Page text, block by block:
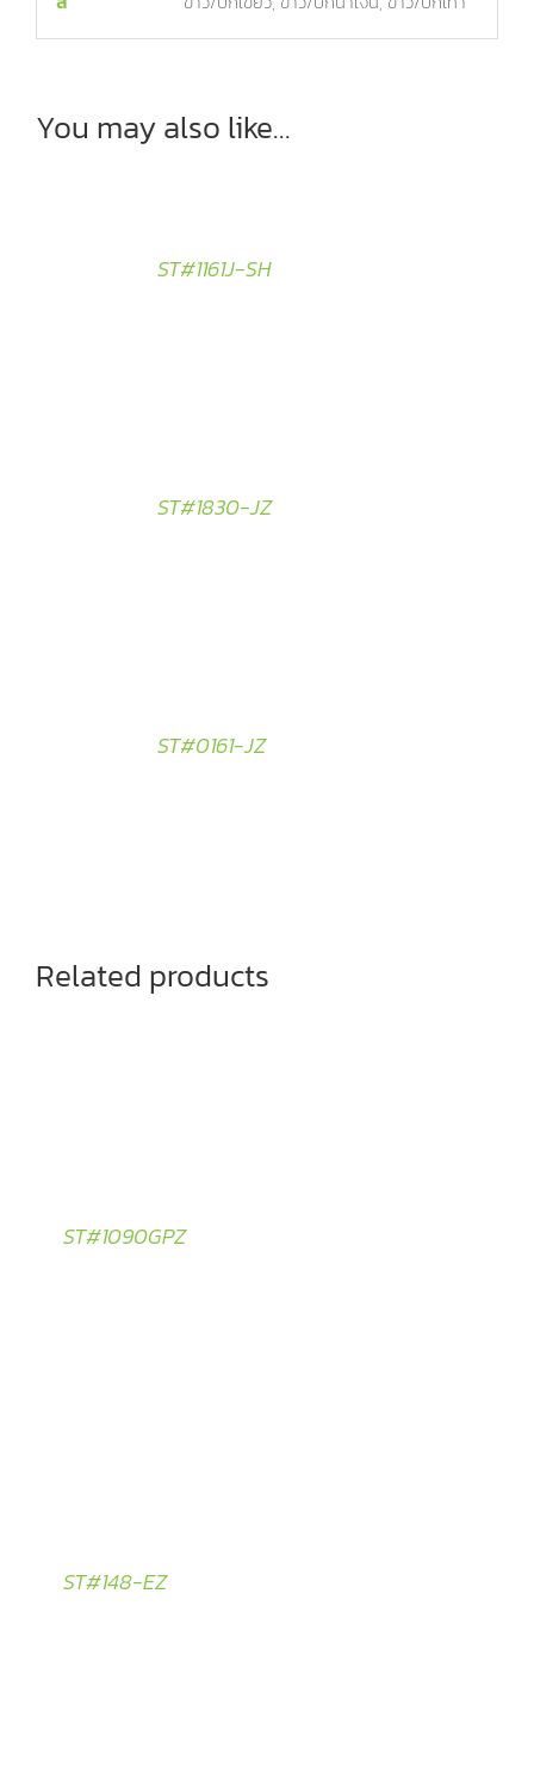
You may also like…
ST#1161J-SH
ST#1830-JZ
ST#0161-JZ
Related products
ST#1090GPZ
ST#148-EZ